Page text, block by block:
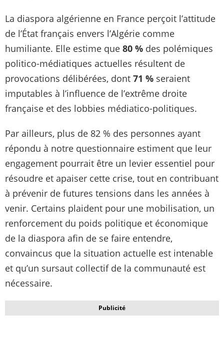
La diaspora algérienne en France perçoit l’attitude
de l’État français envers l’Algérie comme
humiliante. Elle estime que 80 % des polémiques
politico-médiatiques actuelles résultent de
provocations délibérées, dont 71 % seraient
imputables à l’influence de l’extrême droite
française et des lobbies médiatico-politiques.
Par ailleurs, plus de 82 % des personnes ayant
répondu à notre questionnaire estiment que leur
engagement pourrait être un levier essentiel pour
résoudre et apaiser cette crise, tout en contribuant
à prévenir de futures tensions dans les années à
venir. Certains plaident pour une mobilisation, un
renforcement du poids politique et économique
de la diaspora afin de se faire entendre,
convaincus que la situation actuelle est intenable
et qu’un sursaut collectif de la communauté est
nécessaire.
Publicité